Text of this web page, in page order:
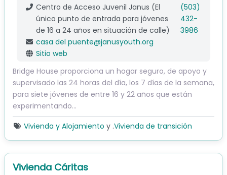
Centro de Acceso Juvenil Janus (El
único punto de entrada para jóvenes
de 16 a 24 años en situación de calle)
(503)
432-
3986
casa del puente@janusyouth.org
Sitio web
Bridge House proporciona un hogar seguro, de apoyo y
supervisado las 24 horas del día, los 7 días de la semana,
para siete jóvenes de entre 16 y 22 años que están
experimentando…
Vivienda y Alojamiento y .Vivienda de transición
Vivienda Cáritas